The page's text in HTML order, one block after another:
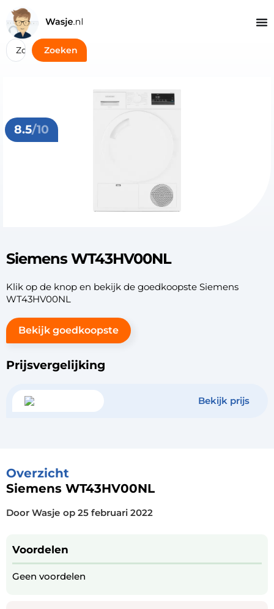
Zoeken
8.5/10
Siemens WT43HV00NL
Klik op de knop en bekijk de goedkoopste Siemens
WT43HV00NL
Bekijk goedkoopste
Prijsvergelijking
Bekijk prijs
Overzicht
Siemens WT43HV00NL
Door Wasje op 25 februari 2022
Voordelen
Geen voordelen